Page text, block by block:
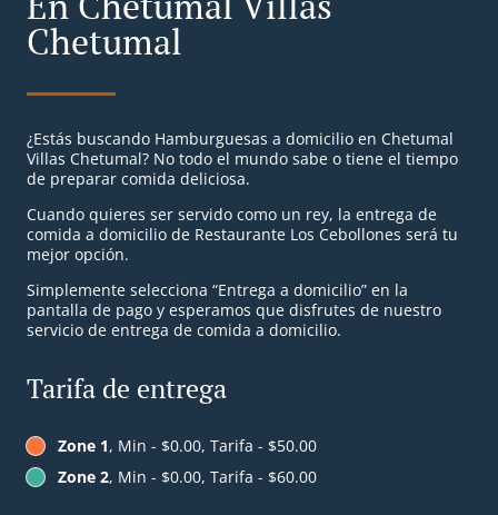
Chetumal
¿Estás buscando Hamburguesas a domicilio en Chetumal
Villas Chetumal? No todo el mundo sabe o tiene el tiempo
de preparar comida deliciosa.
Cuando quieres ser servido como un rey, la entrega de
comida a domicilio de Restaurante Los Cebollones será tu
mejor opción.
Simplemente selecciona “Entrega a domicilio” en la
pantalla de pago y esperamos que disfrutes de nuestro
servicio de entrega de comida a domicilio.
Tarifa de entrega
Zone 1, Min - $0.00, Tarifa - $50.00
Zone 2, Min - $0.00, Tarifa - $60.00